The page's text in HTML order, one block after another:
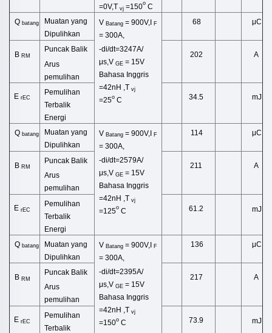
=0V,Tvj=150o C
Q batang
Muatan yang
Dipulihkan
V Batang = 900V,I F
= 300A,
-di/dt=3247A/
μs,VGE= 15V
Bahasa Inggris
=42nH ,Tvj
=25o C
68 μC
B RM
Puncak Balik
Arus
pemulihan
202 A
ErEC
Pemulihan
Terbalik
Energi
34.5 mJ
Q batang
Muatan yang
Dipulihkan
V Batang = 900V,I F
= 300A,
-di/dt=2579A/
μs,VGE= 15V
Bahasa Inggris
=42nH ,Tvj
=125o C
114 μC
B RM
Puncak Balik
Arus
pemulihan
211 A
ErEC
Pemulihan
Terbalik
Energi
61.2 mJ
Q batang
Muatan yang
Dipulihkan
V Batang = 900V,I F
= 300A,
-di/dt=2395A/
μs,VGE= 15V
Bahasa Inggris
=42nH ,Tvj
=150o C
136 μC
B RM
Puncak Balik
Arus
pemulihan
217 A
ErEC
Pemulihan
Terbalik
73.9 mJ